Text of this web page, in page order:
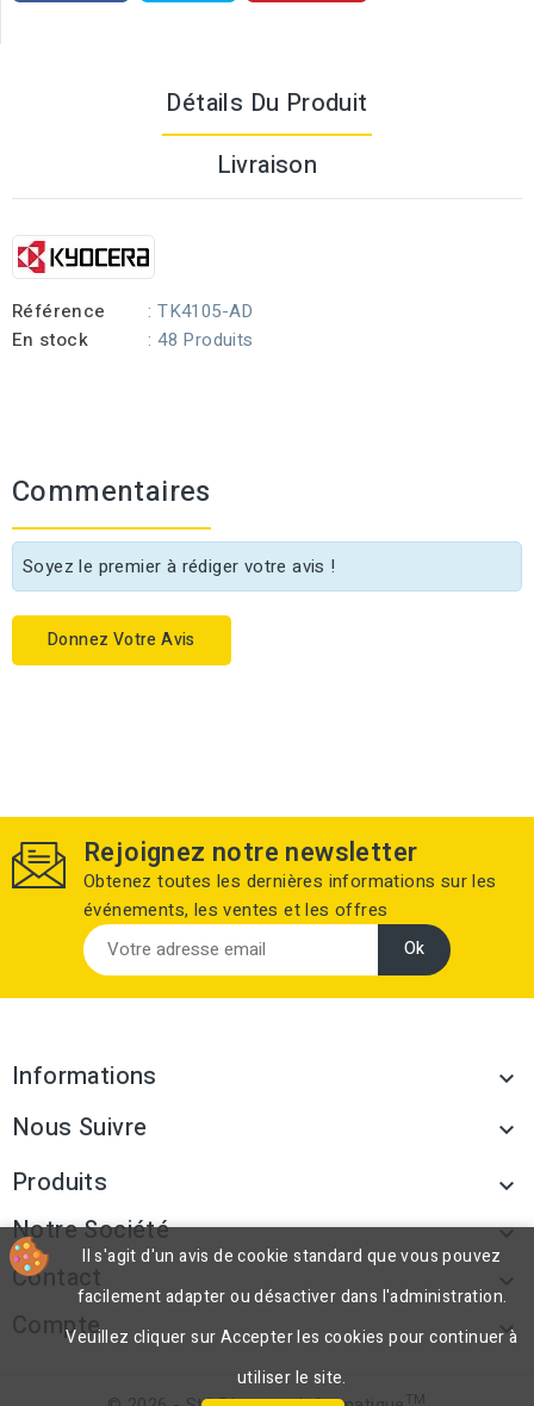
Détails Du Produit
Livraison
Référence
: TK4105-AD
En stock
: 48 Produits
Commentaires
Soyez le premier à rédiger votre avis !
Donnez Votre Avis
Rejoignez notre newsletter
Obtenez toutes les dernières informations sur les
événements, les ventes et les offres
Informations 
Nous Suivre 
Produits 
Notre Société 
Contact 
Compte 
Il s'agit d'un avis de cookie standard que vous pouvez
facilement adapter ou désactiver dans l'administration.
Veuillez cliquer sur Accepter les cookies pour continuer à
utiliser le site.
TM